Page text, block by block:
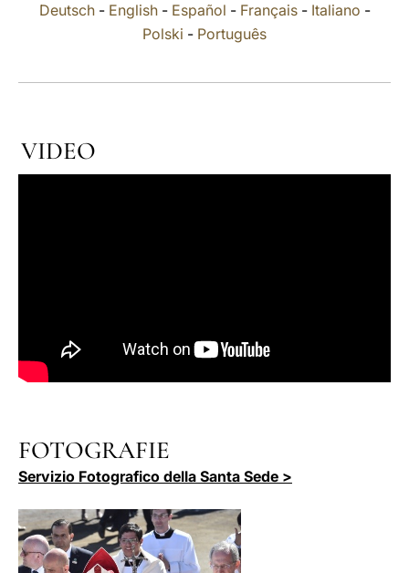
Deutsch- English- Español - Français- Italiano -
Polski - Português
VIDEO
FOTOGRAFIE
Servizio Fotografico della Santa Sede >